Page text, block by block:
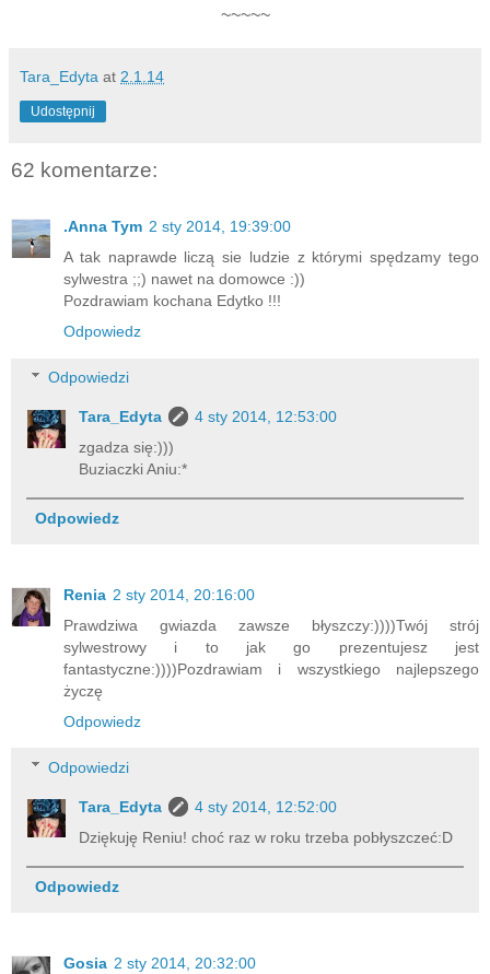
~~~~~
Tara_Edyta at 2.1.14
Udostępnij
62 komentarze:
.Anna Tym 2 sty 2014, 19:39:00
A tak naprawde liczą sie ludzie z którymi spędzamy tego
sylwestra ;;) nawet na domowce :))
Pozdrawiam kochana Edytko !!!
Odpowiedz
Odpowiedzi
Tara_Edyta
4 sty 2014, 12:53:00
zgadza się:)))
Buziaczki Aniu:*
Odpowiedz
Renia 2 sty 2014, 20:16:00
Prawdziwa gwiazda zawsze błyszczy:))))Twój strój
sylwestrowy i to jak go prezentujesz jest
fantastyczne:))))Pozdrawiam i wszystkiego najlepszego
życzę
Odpowiedz
Odpowiedzi
Tara_Edyta
4 sty 2014, 12:52:00
Dziękuję Reniu! choć raz w roku trzeba pobłyszczeć:D
Odpowiedz
Gosia 2 sty 2014, 20:32:00